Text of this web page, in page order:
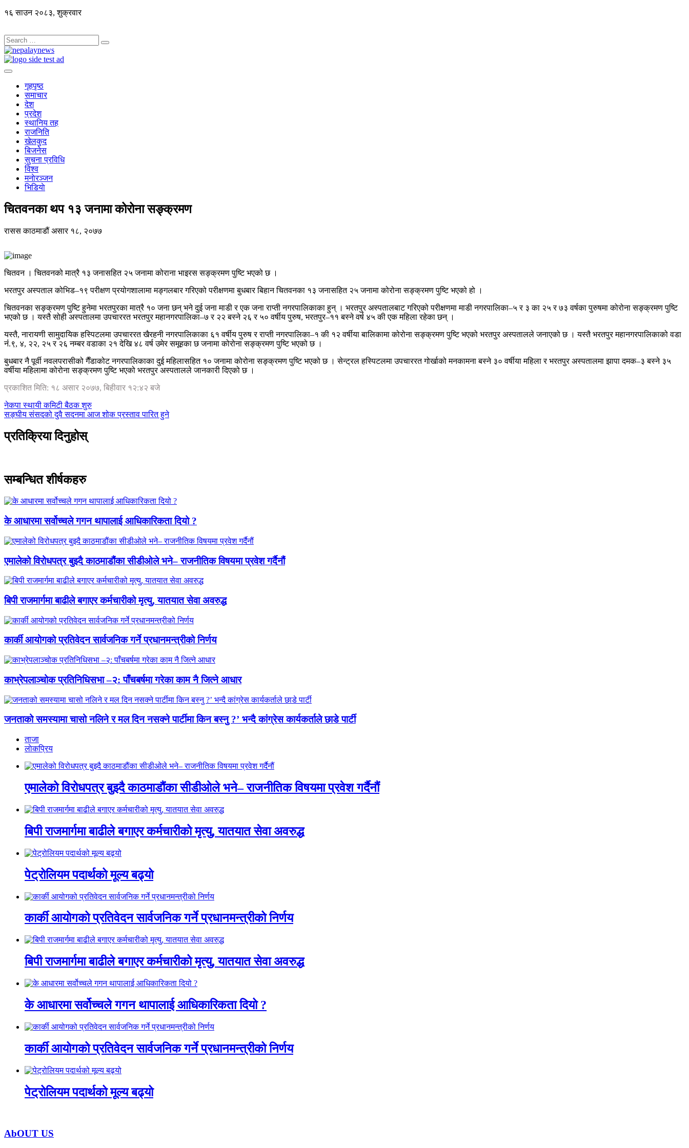
१६ साउन २०८३, शुक्रवार
गृहपृष्ठ
समाचार
देश
प्रदेश
स्थानिय तह
राजनिति
खेलकुद
बिजनेस
सुचना प्रविधि
विश्व
मनाेरञ्जन
भिडियाे
चितवनका थप १३ जनामा कोरोना सङ्क्रमण
राससकाठमाडौं असार १८, २०७७
चितवन । चितवनको मात्रै १३ जनासहित २५ जनामा कोराना भाइरस सङ्क्रमण पुष्टि भएको छ ।
भरतपुर अस्पताल कोभिड–१९ परीक्षण प्रयोगशालामा मङ्गलबार गरिएको परीक्षणमा बुधबार बिहान चितवनका १३ जनासहित २५ जनामा कोरोना सङ्क्रमण पुष्टि भएको हो ।
चितवनका सङ्क्रमण पुष्टि हुनेमा भरतपुरका मात्रै १० जना छन् भने दुई जना माडी र एक जना राप्ती नगरपालिकाका हुन् । भरतपुर अस्पतालबाट गरिएको परीक्षणमा माडी नगरपालिका–५ र ३ का २५ र ७३ वर्षका पुरुषमा कोरोना सङ्क्रमण पुष्टि
भएको छ । यस्तै सोही अस्पतालमा उपचाररत भरतपुर महानगरपालिका–७ र २२ बस्ने २६ र ५० वर्षीय पुरुष, भरतपुर–११ बस्ने वर्ष ४५ की एक महिला रहेका छन् ।
यस्तै, नारायणी सामुदायिक हस्पिटलमा उपचाररत खैरहनी नगरपालिकाका ६१ वर्षीय पुरुष र राप्ती नगरपालिका–१ की १२ वर्षीया बालिकामा कोरोना सङ्क्रमण पुष्टि भएको भरतपुर अस्पतालले जनाएको छ । यस्तै भरतपुर महानगरपालिकाको वडा
नंं.९, ४, २२, २५ र २६ नम्बर वडाका २१ देखि ४८ वर्ष उमेर समूहका छ जनामा कोरोना सङ्क्रमण पुष्टि भएको छ ।
बुधबार नै पूर्वी नवलपरासीको गैँडाकोट नगरपालिकाका दुई महिलासहित १० जनामा कोरोना सङ्क्रमण पुष्टि भएको छ । सेन्ट्रल हस्पिटलमा उपचाररत गोर्खाको मनकामना बस्ने ३० वर्षीया महिला र भरतपुर अस्पतालमा झापा दमक–३ बस्ने ३५
वर्षीया महिलामा कोरोना सङ्क्रमण पुष्टि भएको भरतपुर अस्पतालले जानकारी दिएको छ ।
प्रकाशित मिति: १८ असार २०७७, बिहीवार १२:४२ बजे
नेकपा स्थायी कमिटी बैठक शुरु
सङ्घीय संसदको दुवै सदनमा आज शोक प्रस्ताव पारित हुने
प्रतिक्रिया दिनुहोस्
सम्बन्धित शीर्षकहरु
के आधारमा सर्वोच्चले गगन थापालाई आधिकारिकता दियो ?
एमालेको विरोधपत्र बुझ्दै काठमाडौंका सीडीओले भने– राजनीतिक विषयमा प्रवेश गर्दैनौं
बिपी राजमार्गमा बाढीले बगाएर कर्मचारीको मृत्यु, यातयात सेवा अवरुद्ध
कार्की आयोगको प्रतिवेदन सार्वजनिक गर्ने प्रधानमन्त्रीको निर्णय
काभ्रेपलाञ्चोक प्रतिनिधिसभा –२: पाँचबर्षमा गरेका काम नै जित्ने आधार
जनताको समस्यामा चासो नलिने र मल दिन नसक्ने पार्टीमा किन बस्नु ?’ भन्दै कांग्रेस कार्यकर्ताले छाडे पार्टी
ताजा
लाेकप्रिय
एमालेको विरोधपत्र बुझ्दै काठमाडौंका सीडीओले भने– राजनीतिक विषयमा प्रवेश गर्दैनौं
बिपी राजमार्गमा बाढीले बगाएर कर्मचारीको मृत्यु, यातयात सेवा अवरुद्ध
पेट्रोलियम पदार्थको मूल्य बढ्यो
कार्की आयोगको प्रतिवेदन सार्वजनिक गर्ने प्रधानमन्त्रीको निर्णय
बिपी राजमार्गमा बाढीले बगाएर कर्मचारीको मृत्यु, यातयात सेवा अवरुद्ध
के आधारमा सर्वोच्चले गगन थापालाई आधिकारिकता दियो ?
कार्की आयोगको प्रतिवेदन सार्वजनिक गर्ने प्रधानमन्त्रीको निर्णय
पेट्रोलियम पदार्थको मूल्य बढ्यो
AbOUT US